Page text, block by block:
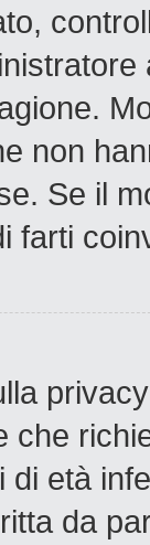
non
Se il
farti
che
di età
da